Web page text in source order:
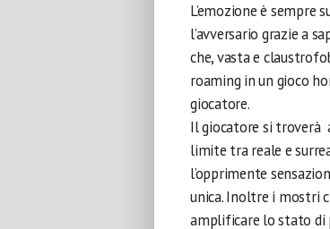
L’emozione è sempre
l’avversario grazie a
che, vasta e
roaming in un gioco
giocatore.
Il giocatore si troverà
limite tra reale e
l’opprimente
unica. Inoltre i mostri
amplificare lo stato di